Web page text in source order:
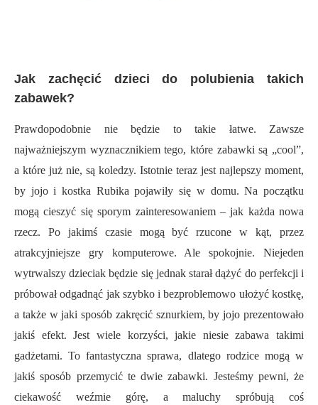
Jak zachęcić dzieci do polubienia takich
zabawek?
Prawdopodobnie nie będzie to takie łatwe. Zawsze
najważniejszym wyznacznikiem tego, które zabawki są „cool”,
a które już nie, są koledzy. Istotnie teraz jest najlepszy moment,
by jojo i kostka Rubika pojawiły się w domu. Na początku
mogą cieszyć się sporym zainteresowaniem – jak każda nowa
rzecz. Po jakimś czasie mogą być rzucone w kąt, przez
atrakcyjniejsze gry komputerowe. Ale spokojnie. Niejeden
wytrwalszy dzieciak będzie się jednak starał dążyć do perfekcji i
próbował odgadnąć jak szybko i bezproblemowo ułożyć kostkę,
a także w jaki sposób zakręcić sznurkiem, by jojo prezentowało
jakiś efekt. Jest wiele korzyści, jakie niesie zabawa takimi
gadżetami. To fantastyczna sprawa, dlatego rodzice mogą w
jakiś sposób przemycić te dwie zabawki. Jesteśmy pewni, że
ciekawość weźmie górę, a maluchy spróbują coś